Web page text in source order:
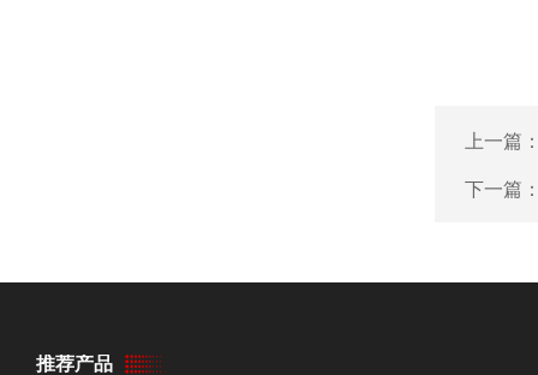
上一篇
下一篇
推荐产品